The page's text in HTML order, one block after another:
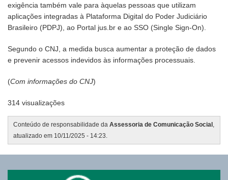
exigência também vale para àquelas pessoas que utilizam
aplicações integradas à Plataforma Digital do Poder Judiciário
Brasileiro (PDPJ), ao Portal jus.br e ao SSO (Single Sign-On).
Segundo o CNJ, a medida busca aumentar a proteção de dados
e prevenir acessos indevidos às informações processuais.
(Com informações do CNJ)
314 visualizações
Conteúdo de responsabilidade da Assessoria de Comunicação Social ,
atualizado em 10/11/2025 - 14:23.